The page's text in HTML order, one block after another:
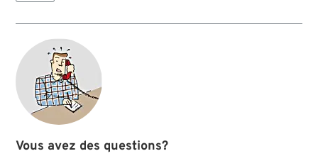
Vous avez des questions?